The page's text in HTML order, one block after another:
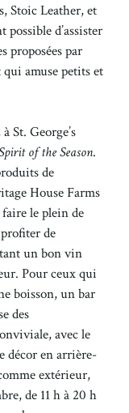
Stoic Leather, et
possible d’assister
proposées par
amuse petits et
St. George’s
of the Season.
de
House Farms
le plein de
de
un bon vin
Pour ceux qui
boisson, un bar
des
avec le
décor en arrière-
extérieur,
de 11 h à 20 h